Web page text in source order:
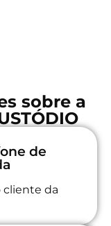
sobre a
de
da